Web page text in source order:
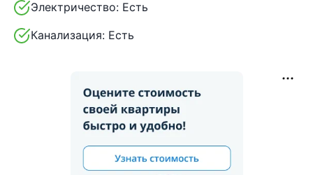
Электричество: Есть
Канализация: Есть